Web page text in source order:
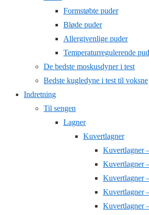
Formstøbte puder
Bløde puder
Allergivenlige puder
Temperaturregulerende
De bedste moskusdyner i test
Bedste kugledyne i test til voksne
Indretning
Til sengen
Lagner
Kuvertlagner
Kuvertlagner
Kuvertlagner
Kuvertlagner
Kuvertlagner
Kuvertlagner